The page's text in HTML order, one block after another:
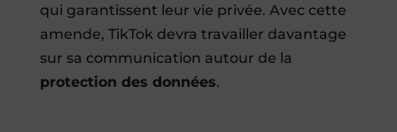
qui garantissent leur vie privée. Avec cette
amende, TikTok devra travailler davantage
sur sa communication autour de la
protection des données.